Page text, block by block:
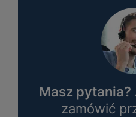
Masz pytania?
zamówić